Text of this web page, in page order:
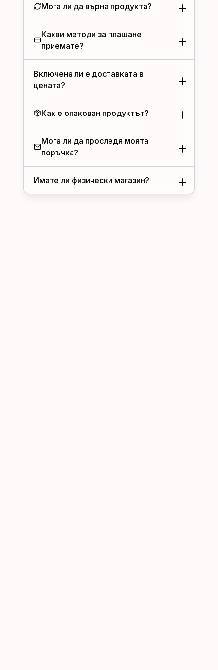
Мога ли да върна продукта?
Какви методи за плащане
приемате?
Включена ли е доставката в
цената?
Как е опакован продуктът?
Мога ли да проследя моята
поръчка?
Имате ли физически магазин?